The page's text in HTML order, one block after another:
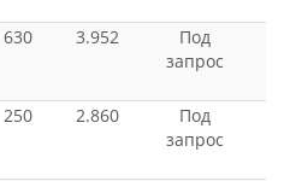
630 3.952
Под
запрос
250 2.860
Под
запрос